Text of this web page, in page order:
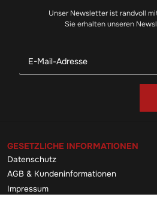
Unser Newsletter ist randvoll
Sie erhalten unseren
GESETZLICHE INFORMATIONEN
Datenschutz
AGB & Kundeninformationen
Impressum